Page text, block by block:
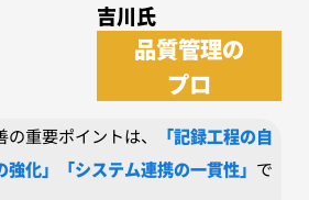
吉川氏
品質管理の
プロ
重要ポイントは、
「記録工程の自
化」「システム連携の一貫性」 で